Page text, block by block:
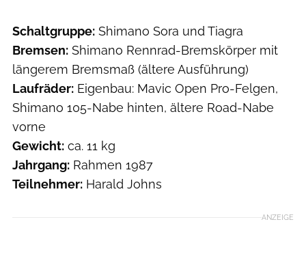
Schaltgruppe: Shimano Sora und Tiagra
Bremsen: Shimano Rennrad-Bremskörper mit
längerem Bremsmaß (ältere Ausführung)
Laufräder: Eigenbau: Mavic Open Pro-Felgen,
Shimano 105-Nabe hinten, ältere Road-Nabe
vorne
Gewicht: ca. 11 kg
Jahrgang: Rahmen 1987
Teilnehmer: Harald Johns
ANZEIGE